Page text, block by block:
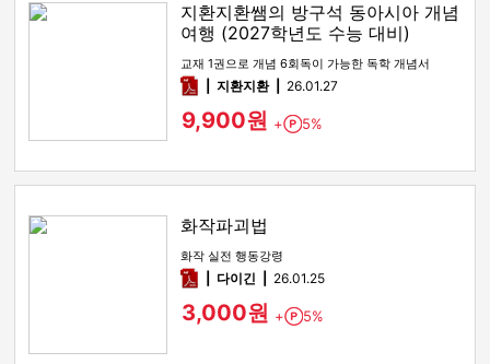
지환지환쌤의 방구석 동아시아 개념
여행 (2027학년도 수능 대비)
교재 1권으로 개념 6회독이 가능한 독학 개념서
pdf지환지환 26.01.27
9,900원 + Point
5%
화작파괴법
화작 실전 행동강령
pdf다이긴 26.01.25
3,000원 + Point
5%